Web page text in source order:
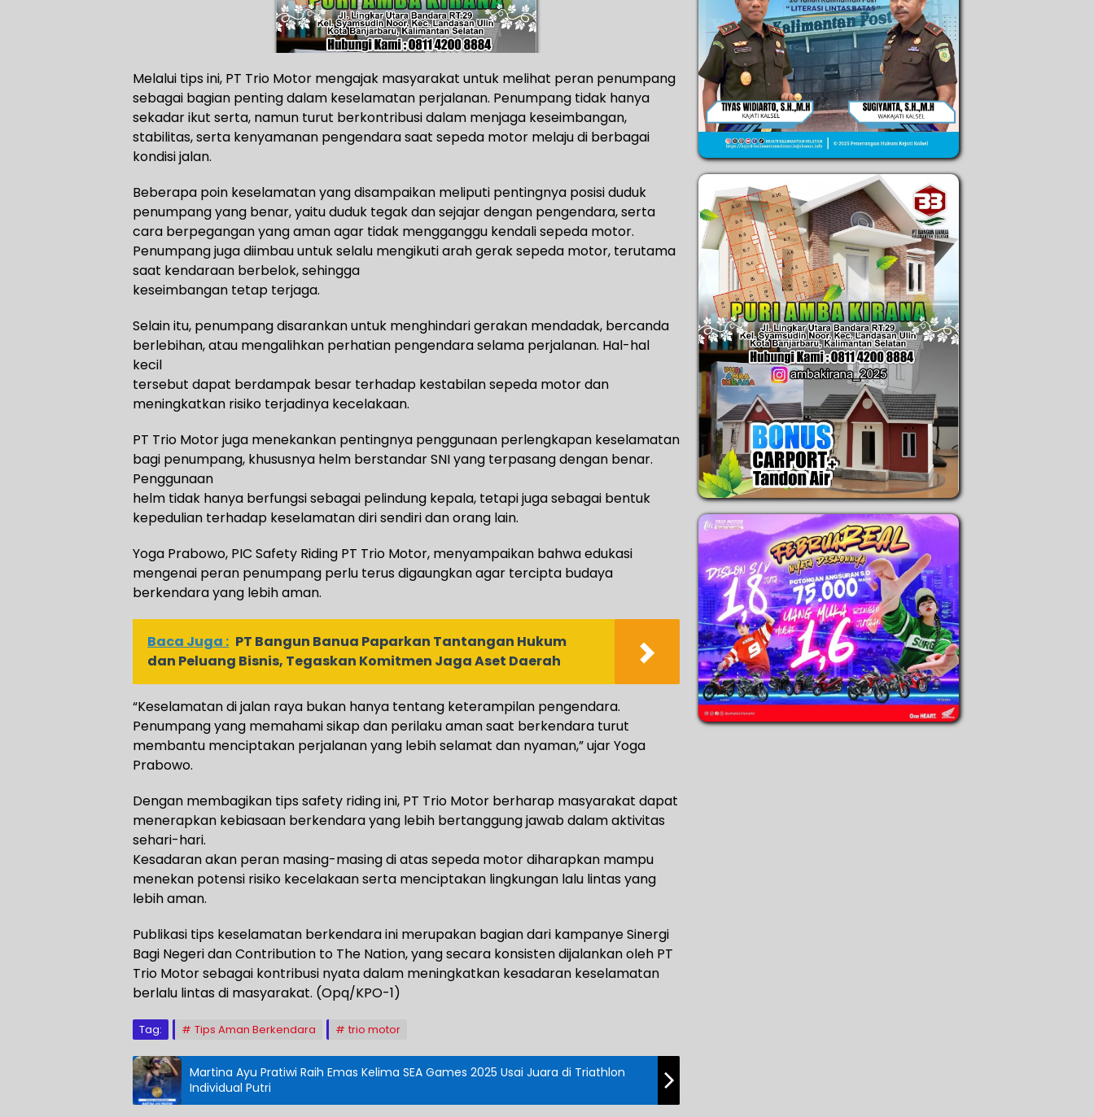
Melalui tips ini, PT Trio Motor mengajak masyarakat untuk melihat peran penumpang
sebagai bagian penting dalam keselamatan perjalanan. Penumpang tidak hanya
sekadar ikut serta, namun turut berkontribusi dalam menjaga keseimbangan,
stabilitas, serta kenyamanan pengendara saat sepeda motor melaju di berbagai
kondisi jalan.
Beberapa poin keselamatan yang disampaikan meliputi pentingnya posisi duduk
penumpang yang benar, yaitu duduk tegak dan sejajar dengan pengendara, serta
cara berpegangan yang aman agar tidak mengganggu kendali sepeda motor.
Penumpang juga diimbau untuk selalu mengikuti arah gerak sepeda motor, terutama
saat kendaraan berbelok, sehingga
keseimbangan tetap terjaga.
Selain itu, penumpang disarankan untuk menghindari gerakan mendadak, bercanda
berlebihan, atau mengalihkan perhatian pengendara selama perjalanan. Hal-hal
kecil
tersebut dapat berdampak besar terhadap kestabilan sepeda motor dan
meningkatkan risiko terjadinya kecelakaan.
PT Trio Motor juga menekankan pentingnya penggunaan perlengkapan keselamatan
bagi penumpang, khususnya helm berstandar SNI yang terpasang dengan benar.
Penggunaan
helm tidak hanya berfungsi sebagai pelindung kepala, tetapi juga sebagai bentuk
kepedulian terhadap keselamatan diri sendiri dan orang lain.
Yoga Prabowo, PIC Safety Riding PT Trio Motor, menyampaikan bahwa edukasi
mengenai peran penumpang perlu terus digaungkan agar tercipta budaya
berkendara yang lebih aman.
Baca Juga : PT Bangun Banua Paparkan Tantangan Hukum
dan Peluang Bisnis, Tegaskan Komitmen Jaga Aset Daerah
“Keselamatan di jalan raya bukan hanya tentang keterampilan pengendara.
Penumpang yang memahami sikap dan perilaku aman saat berkendara turut
membantu menciptakan perjalanan yang lebih selamat dan nyaman,” ujar Yoga
Prabowo.
Dengan membagikan tips safety riding ini, PT Trio Motor berharap masyarakat dapat
menerapkan kebiasaan berkendara yang lebih bertanggung jawab dalam aktivitas
sehari-hari.
Kesadaran akan peran masing-masing di atas sepeda motor diharapkan mampu
menekan potensi risiko kecelakaan serta menciptakan lingkungan lalu lintas yang
lebih aman.
Publikasi tips keselamatan berkendara ini merupakan bagian dari kampanye Sinergi
Bagi Negeri dan Contribution to The Nation, yang secara konsisten dijalankan oleh PT
Trio Motor sebagai kontribusi nyata dalam meningkatkan kesadaran keselamatan
berlalu lintas di masyarakat. (Opq/KPO-1)
Tag: Tips Aman Berkendara trio motor
Martina Ayu Pratiwi Raih Emas Kelima SEA Games 2025 Usai Juara di Triathlon
Individual Putri